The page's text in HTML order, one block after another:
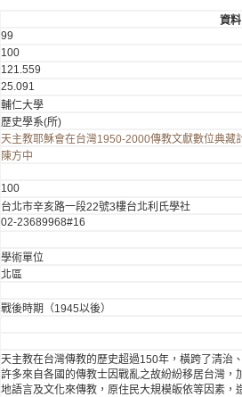
資料
99
100
121.559
25.091
輔仁大學
歷史學系(所)
天主教耶穌會在台灣1950-2000傳教文獻數位典藏
陳方中
100
台北市辛亥路一段22號3樓台北利氏學社
02-23689968#16
學術單位
北區
戰後時期（1945以後）
天主教在台灣傳教的歷史超過150年，橫跨了清治
許多來自各國的傳教士因戰亂之故紛紛移居台灣
地語言及文化來傳教，原住民大規模皈依等因素，